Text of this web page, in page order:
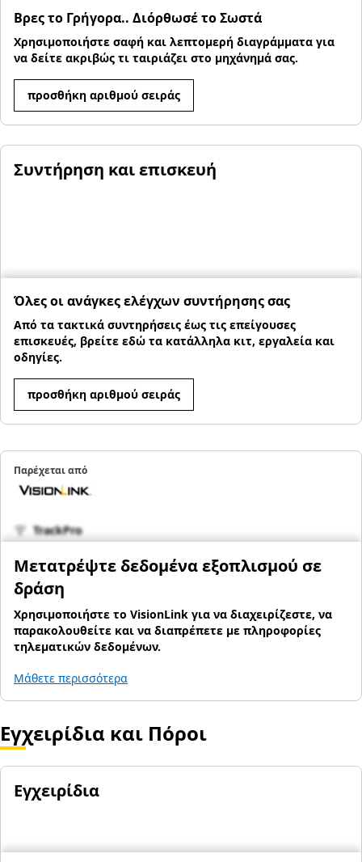
Βρες το Γρήγορα.. Διόρθωσέ το Σωστά
Χρησιμοποιήστε σαφή και λεπτομερή διαγράμματα για
να δείτε ακριβώς τι ταιριάζει στο μηχάνημά σας.
προσθήκη αριθμού σειράς
Συντήρηση και επισκευή
Όλες οι ανάγκες ελέγχων συντήρησης σας
Από τα τακτικά συντηρήσεις έως τις επείγουσες
επισκευές, βρείτε εδώ τα κατάλληλα κιτ, εργαλεία και
οδηγίες.
προσθήκη αριθμού σειράς
Παρέχεται από
TrackPro
Μετατρέψτε δεδομένα εξοπλισμού σε
δράση
Χρησιμοποιήστε το VisionLink για να διαχειρίζεστε, να
παρακολουθείτε και να διαπρέπετε με πληροφορίες
τηλεματικών δεδομένων.
Μάθετε περισσότερα
Εγχειρίδια και Πόροι
Εγχειρίδια